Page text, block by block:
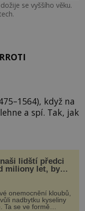
se vyššího věku.
když na
a spí. Tak, jak
lidští předci
miliony let, by
s léčbou
onemocnění kloubů,
nadbytku kyseliny
Ta se ve formě